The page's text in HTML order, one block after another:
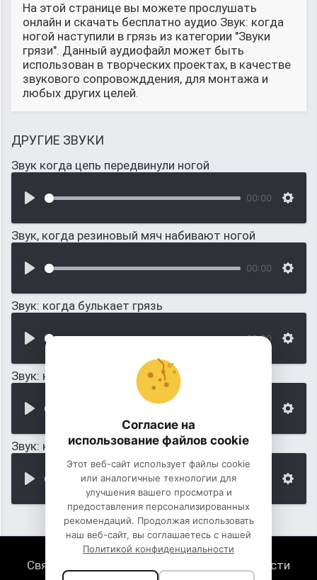
На этой странице вы можете прослушать
онлайн и скачать бесплатно аудио Звук: когда
ногой наступили в грязь из категории "Звуки
грязи". Данный аудиофайл может быть
использован в творческих проектах, в качестве
звукового сопровожддения, для монтажа и
любых других целей.
ДРУГИЕ ЗВУКИ
Звук когда цепь передвинули ногой
00:00
Звук, когда резиновый мяч набивают ногой
00:00
Звук: когда булькает грязь
00:00
Звук: когда берут грязь в руки
Звук: когда кипит грязь (пузырьки)
Связь с нами
Политика конфиденциальности
Согласие на
использование файлов cookie
Этот веб-сайт использует файлы cookie
или аналогичные технологии для
улучшения вашего просмотра и
предоставления персонализированных
рекомендаций. Продолжая использовать
наш веб-сайт, вы соглашаетесь с нашей
Политикой конфиденциальности